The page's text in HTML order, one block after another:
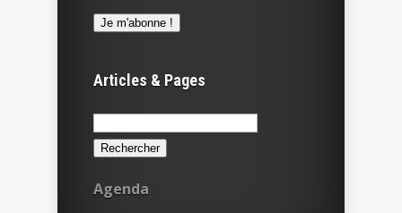
Articles & Pages
Rechercher :
Agenda